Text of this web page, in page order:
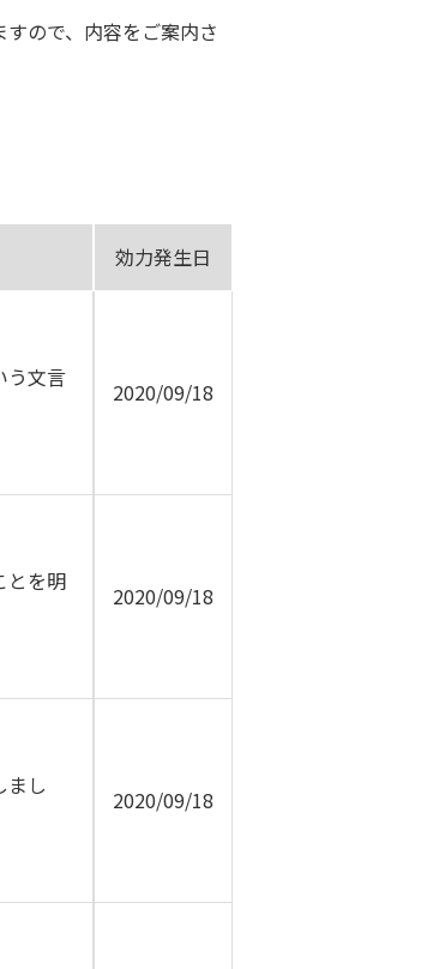
ので、内容をご案内さ
効力発生日
う文言
2020/09/18
とを明
2020/09/18
まし
2020/09/18